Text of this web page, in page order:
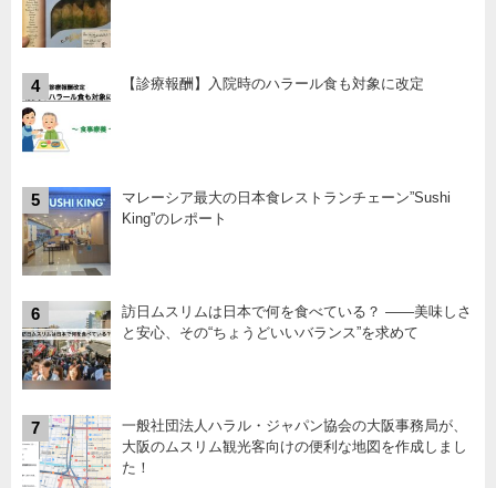
4 【診療報酬】入院時のハラール食も対象に改定
5
マレーシア最大の日本食レストランチェーン”Sushi
King”のレポート
6
訪日ムスリムは日本で何を食べている？ ――美味しさ
と安心、その“ちょうどいいバランス”を求めて
7
一般社団法人ハラル・ジャパン協会の大阪事務局が、
大阪のムスリム観光客向けの便利な地図を作成しまし
た！